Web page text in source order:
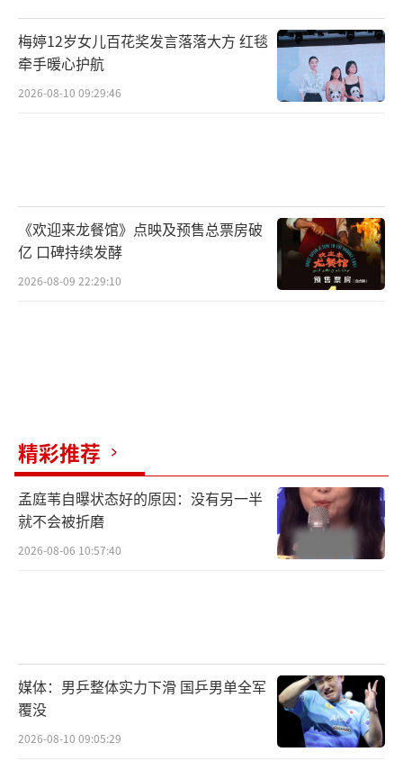
梅婷12岁女儿百花奖发言落落大方 红毯
牵手暖心护航
2026-08-10 09:29:46
《欢迎来龙餐馆》点映及预售总票房破
亿 口碑持续发酵
2026-08-09 22:29:10
精彩推荐
孟庭苇自曝状态好的原因：没有另一半
就不会被折磨
2026-08-06 10:57:40
媒体：男乒整体实力下滑 国乒男单全军
覆没
2026-08-10 09:05:29